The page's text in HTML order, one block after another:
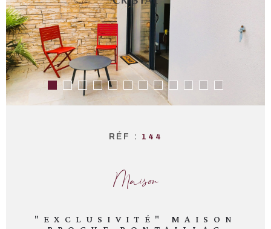
RÉF : 144
Maison
"EXCLUSIVITÉ" MAISON